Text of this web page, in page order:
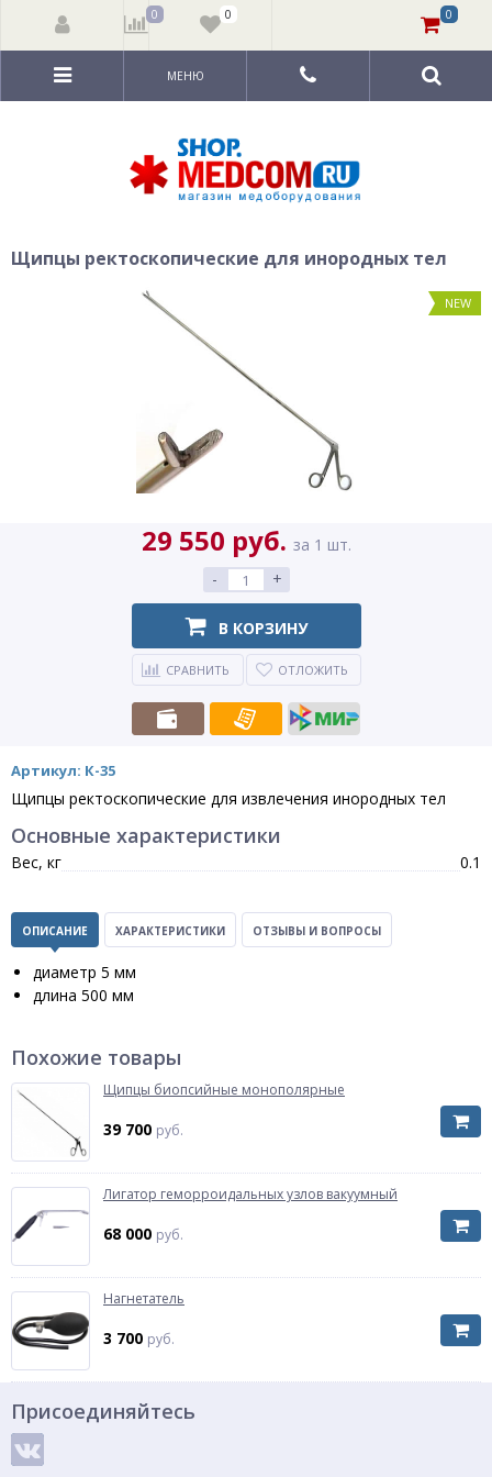
МЕНЮ
Щипцы ректоскопические для инородных тел
NEW
Артикул: К-35
Щипцы ректоскопические для извлечения инородных тел
29 550 руб. за 1 шт.
-
+
В КОРЗИНУ
СРАВНИТЬ ОТЛОЖИТЬ
Основные характеристики
Вес, кг 0.1
ОПИСАНИЕ ХАРАКТЕРИСТИКИ ОТЗЫВЫ И ВОПРОСЫ
диаметр 5 мм
длина 500 мм
Похожие товары
Щипцы биопсийные монополярные
39 700 руб.
Лигатор геморроидальных узлов вакуумный
68 000 руб.
Нагнетатель
3 700 руб.
Присоединяйтесь
0 0 0